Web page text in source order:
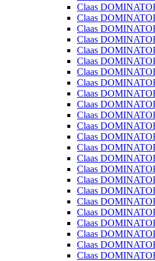
Claas
Claas
Claas
Claas
Claas
Claas
Claas
Claas
Claas
Claas
Claas
Claas
Claas
Claas
Claas
Claas
Claas
Claas
Claas
Claas
Claas
Claas
Claas
Claas